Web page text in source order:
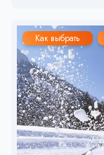
Как выбрать